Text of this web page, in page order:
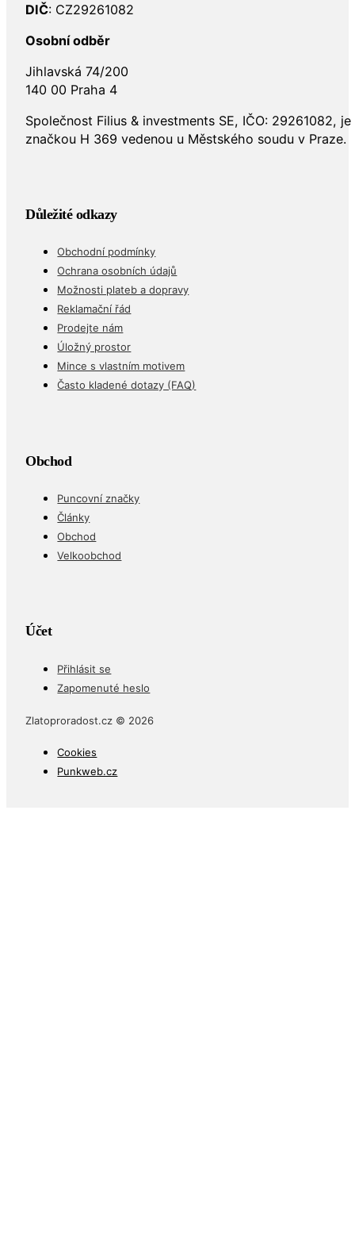
DIČ: CZ29261082
Osobní odběr
Jihlavská 74/200
140 00 Praha 4
Společnost Filius & investments SE, IČO: 29261082,
značkou H 369 vedenou u Městského soudu v Praze.
Důležité odkazy
Obchodní podmínky
Ochrana osobních údajů
Možnosti plateb a dopravy
Reklamační řád
Prodejte nám
Úložný prostor
Mince s vlastním motivem
Často kladené dotazy (FAQ)
Obchod
Puncovní značky
Články
Obchod
Velkoobchod
Účet
Přihlásit se
Zapomenuté heslo
Zlatoproradost.cz © 2026
Cookies
Punkweb.cz